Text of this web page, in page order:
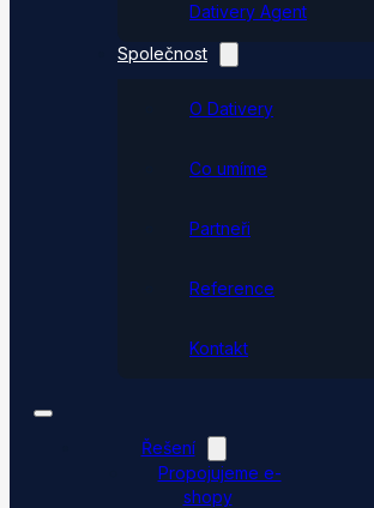
Dativery Agent
Společnost
O Dativery
Co umíme
Partneři
Reference
Kontakt
Řešení
Propojujeme e-
shopy